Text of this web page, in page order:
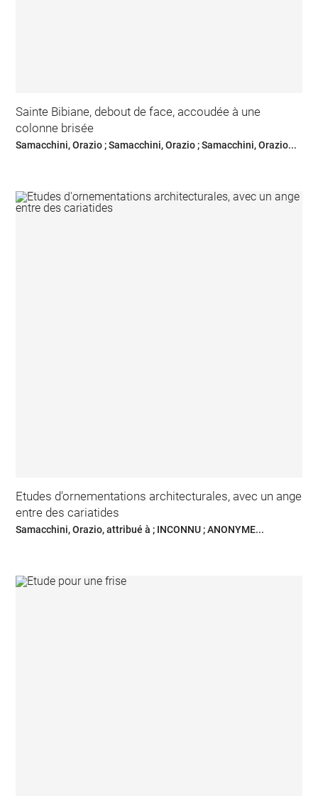
Sainte Bibiane, debout de face, accoudée à une
colonne brisée
Samacchini, Orazio ; Samacchini, Orazio ; Samacchini, Orazio...
Etudes d'ornementations architecturales, avec un ange
entre des cariatides
Samacchini, Orazio, attribué à ; INCONNU ; ANONYME...